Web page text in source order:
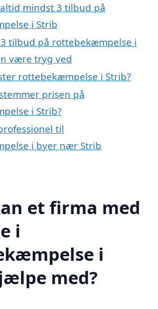
mindst 3 tilbud på
i Strib
tilbud på rottebekæmpelse i
være tryg ved
rottebekæmpelse i Strib?
prisen på
i Strib?
til
i byer nær Strib
et firma med
i
i
med?